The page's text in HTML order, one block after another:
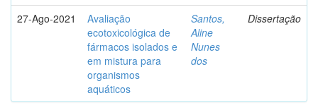
27-Ago-2021
Avaliação
ecotoxicológica de
fármacos isolados e
em mistura para
organismos
aquáticos
Santos,
Aline
Nunes
dos
Dissertação